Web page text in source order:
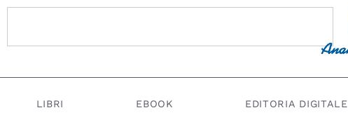
LIBRI EBOOK EDITORIA DIGITALE